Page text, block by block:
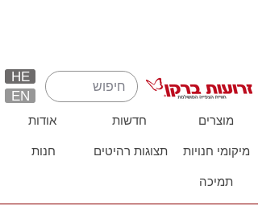
HE
EN
אודות חדשות מוצרים
חנות תצוגות רהיטים מיקומי חנויות
תמיכה